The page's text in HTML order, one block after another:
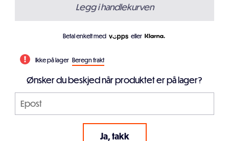
Legg i handlekurven
Betal enkelt med eller
Ikke på lager Beregn frakt
Ønsker du beskjed når produktet er på lager?